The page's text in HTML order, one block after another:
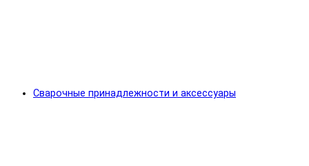
Сварочные принадлежности и аксессуары